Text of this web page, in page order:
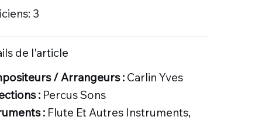
3
de l'article
/ Arrangeurs :Carlin Yves
:Percus Sons
:Flute Et Autres Instruments,